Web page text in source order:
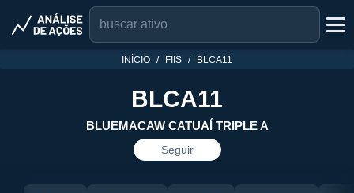
INÍCIO FIIS BLCA11
BLCA11
BLUEMACAW CATUAÍ TRIPLE A
Seguir